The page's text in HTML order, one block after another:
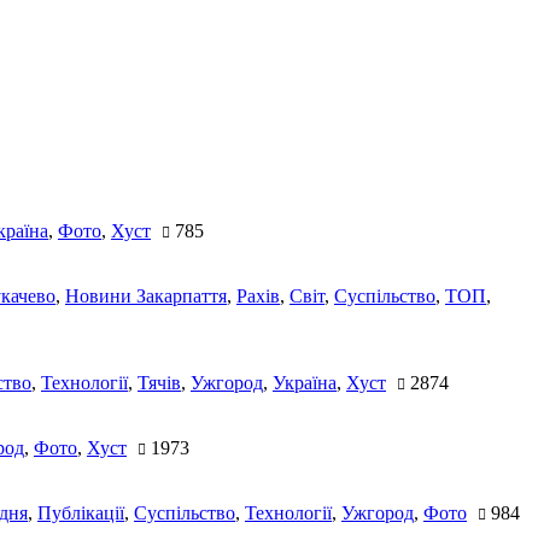
, Фото, Хуст 785
, Новини Закарпаття, Рахів, Світ, Суспільство, ТОП,
, Технології, Тячів, Ужгород, Україна, Хуст 2874
, Фото, Хуст 1973
, Публікації, Суспільство, Технології, Ужгород, Фото 984